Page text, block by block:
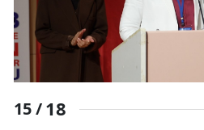
15 /18